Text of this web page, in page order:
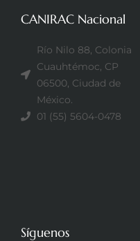
CANIRAC Nacional
Río Nilo 88, Colonia
Cuauhtémoc, CP
06500, Ciudad de
México.
01 (55) 5604-0478
Síguenos